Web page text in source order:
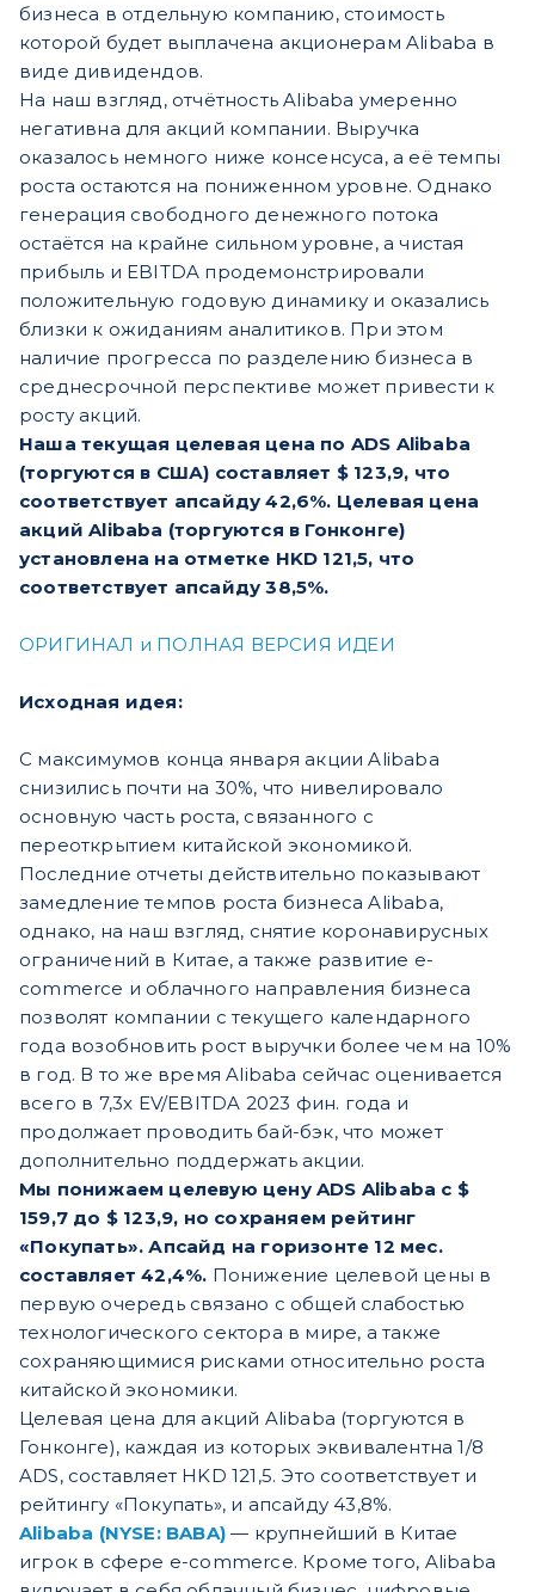
бизнеса в отдельную компанию, стоимость
которой будет выплачена акционерам Alibaba в
виде дивидендов.
На наш взгляд, отчётность Alibaba умеренно
негативна для акций компании. Выручка
оказалось немного ниже консенсуса, а её темпы
роста остаются на пониженном уровне. Однако
генерация свободного денежного потока
остаётся на крайне сильном уровне, а чистая
прибыль и EBITDA продемонстрировали
положительную годовую динамику и оказались
близки к ожиданиям аналитиков. При этом
наличие прогресса по разделению бизнеса в
среднесрочной перспективе может привести к
росту акций.
Наша текущая целевая цена по ADS Alibaba
(торгуются в США) составляет $ 123,9, что
соответствует апсайду 42,6%. Целевая цена
акций Alibaba (торгуются в Гонконге)
установлена на отметке HKD 121,5, что
соответствует апсайду 38,5%.
ОРИГИНАЛ и ПОЛНАЯ ВЕРСИЯ ИДЕИ
Исходная идея:
С максимумов конца января акции Alibaba
снизились почти на 30%, что нивелировало
основную часть роста, связанного с
переоткрытием китайской экономикой.
Последние отчеты действительно показывают
замедление темпов роста бизнеса Alibaba,
однако, на наш взгляд, снятие коронавирусных
ограничений в Китае, а также развитие e-
commerce и облачного направления бизнеса
позволят компании с текущего календарного
года возобновить рост выручки более чем на 10%
в год. В то же время Alibaba сейчас оценивается
всего в 7,3x EV/EBITDA 2023 фин. года и
продолжает проводить бай-бэк, что может
дополнительно поддержать акции.
Мы понижаем целевую цену ADS Alibaba с $
159,7 до $ 123,9, но сохраняем рейтинг
«Покупать». Апсайд на горизонте 12 мес.
составляет 42,4%. Понижение целевой цены в
первую очередь связано с общей слабостью
технологического сектора в мире, а также
сохраняющимися рисками относительно роста
китайской экономики.
Целевая цена для акций Alibaba (торгуются в
Гонконге), каждая из которых эквивалентна 1/8
ADS, составляет HKD 121,5. Это соответствует и
рейтингу «Покупать», и апсайду 43,8%.
Alibaba (NYSE: BABA) — крупнейший в Китае
игрок в сфере e-commerce. Кроме того, Alibaba